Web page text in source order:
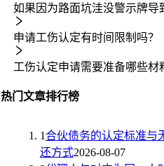
如果因为路面坑洼没警示牌导
申请工伤认定有时间限制吗？
工伤认定申请需要准备哪些材
热门文章排行榜
1合伙债务的认定标准与
还方式2026-08-07